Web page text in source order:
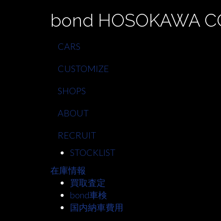
bond HOSOKAWA
CARS
CUSTOMIZE
SHOPS
ABOUT
RECRUIT
STOCKLIST
在庫情報
買取査定
bond車検
国内納車費用